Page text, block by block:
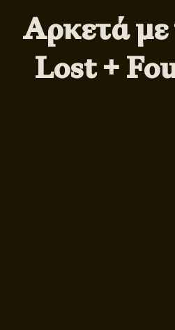
Αρκετά
Lost +